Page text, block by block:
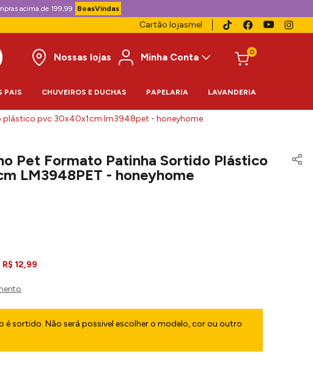
acima de 199,99 BoasVindas
Cartão lojasmel
Nossas lojas
Minha Conta 0
PAIS CHUVEIROS E DUCHAS PAPELARIA LAVANDERIA
pvc 30x40x1cm lm3948pet - honeyhome
Pet Formato Patinha Sortido Plástico
LM3948PET - honeyhome
R$ 12,99
é sortido. Não será possivel escolher o modelo, cor ou outro